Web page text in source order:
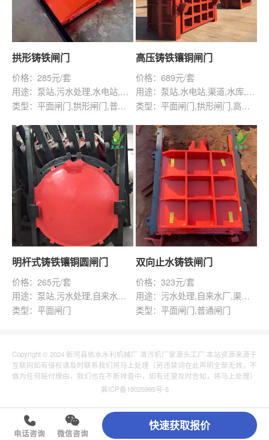
拱形铸铁闸门
价格：285元/套
用途：泵站,污水处理,水电站,自来水厂,渠道,河道,水库,灌溉,水产养殖,化工,纺织,给排水工程
类型：平面闸门,拱形闸门,普通闸门,高压闸门
高压铸铁镶铜闸门
价格：689元/套
用途：泵站,水电站,渠道,水库,给排水工程
类型：平面闸门,拱形闸门,高压闸门
明杆式铸铁镶铜圆闸门
价格：265元/套
用途：泵站,污水处理,自来水厂,渠道,灌溉,水产养殖,化工,纺织,给排水工程,管道水利工程
类型：平面闸门
双向止水铸铁闸门
价格：323元/套
用途：污水处理,自来水厂,渠道,河道,水库,灌溉,水产养殖,化工,纺织,给排水工程
类型：平面闸门,普通闸门
Copyright © 2024 新河县依水水利机械厂 清污机厂家源头工厂 本站资源来源于
互联网如有侵权请及时联系我们将马上处理（另违禁词在此声明全部无效，不
做为任何赔付理由，我们也在不断排查中，如有还望及时告知，将马上处理）
冀ICP备18025995号-5
电话咨询 微信咨询
快速获取报价